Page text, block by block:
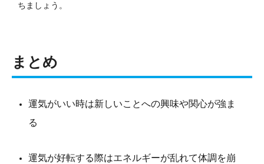
ちましょう。
まとめ
運気がいい時は新しいことへの興味や関心が強ま
る
運気が好転する際はエネルギーが乱れて体調を崩